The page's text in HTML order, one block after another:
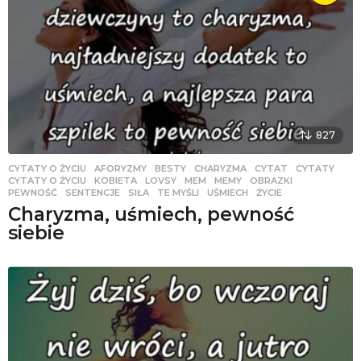
827
CYTATY O ŻYCIU AFORYZMY ,BESTY ,CHARYZMA ,CYTAT ,CYTATY
CYTATY O ŻYCIU
,KOBIETA ,LOVSY ,MEM ,MEMY ,OBRAZKI
PEWNOŚĆ
,SENTENCJE ,SIŁA ,TE MYŚLI ,UŚMIECH ,ŻYCIE
Charyzma, uśmiech, pewność
siebie